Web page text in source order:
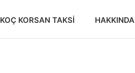
KOÇ KORSAN TAKSI HAKKINDA